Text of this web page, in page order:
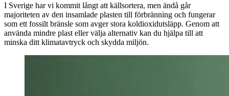
I Sverige har vi kommit långt att källsortera, men ändå går
majoriteten av den insamlade plasten till förbränning och fungerar
som ett fossilt bränsle som avger stora koldioxidutsläpp. Genom att
använda mindre plast eller välja alternativ kan du hjälpa till att
minska ditt klimatavtryck och skydda miljön.